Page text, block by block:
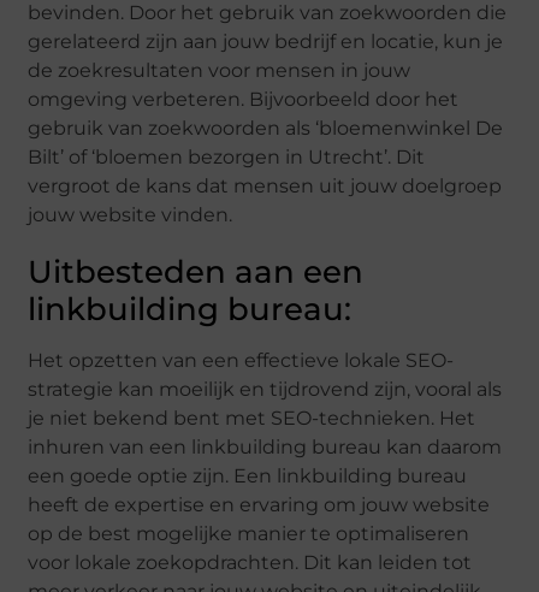
bevinden. Door het gebruik van zoekwoorden die
gerelateerd zijn aan jouw bedrijf en locatie, kun je
de zoekresultaten voor mensen in jouw
omgeving verbeteren. Bijvoorbeeld door het
gebruik van zoekwoorden als ‘bloemenwinkel De
Bilt’ of ‘bloemen bezorgen in Utrecht’. Dit
vergroot de kans dat mensen uit jouw doelgroep
jouw website vinden.
Uitbesteden aan een
linkbuilding bureau:
Het opzetten van een effectieve lokale SEO-
strategie kan moeilijk en tijdrovend zijn, vooral als
je niet bekend bent met SEO-technieken. Het
inhuren van een linkbuilding bureau kan daarom
een goede optie zijn. Een linkbuilding bureau
heeft de expertise en ervaring om jouw website
op de best mogelijke manier te optimaliseren
voor lokale zoekopdrachten. Dit kan leiden tot